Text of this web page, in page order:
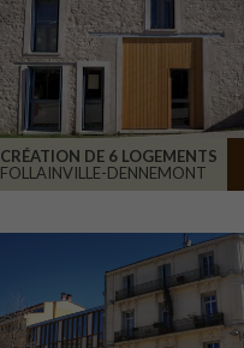
CRÉATION DE 6 LOGEMENTS
FOLLAINVILLE-DENNEMONT